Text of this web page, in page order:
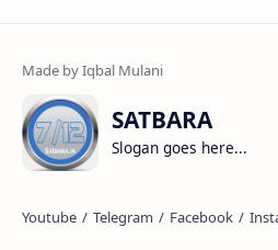
SATBARA
Slogan goes here...